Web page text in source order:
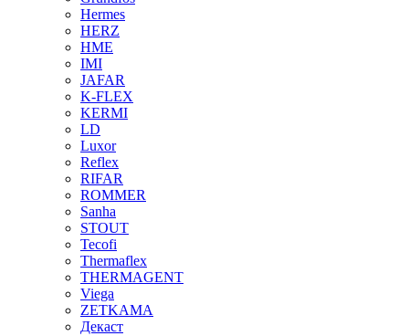
Hermes
HERZ
HME
IMI
JAFAR
K-FLEX
KERMI
LD
Luxor
Reflex
RIFAR
ROMMER
Sanha
STOUT
Tecofi
Thermaflex
THERMAGENT
Viega
ZETKAMA
Декаст